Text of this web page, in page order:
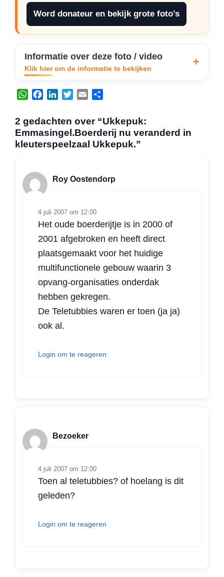
Word donateur en bekijk grote foto’s
Informatie over deze foto / video
Klik hier om de informatie te bekijken
W
t
s
A
p
e
b
o
k
e
d
t
e
i
l
l
e
n
2 gedachten over “Ukkepuk:
Emmasingel.Boerderij nu veranderd in
kleuterspeelzaal Ukkepuk.”
Roy Oostendorp
4 juli 2007 om 12:00
Het oude boerderijtje is in 2000 of
2001 afgebroken en heeft direct
plaatsgemaakt voor het huidige
multifunctionele gebouw waarin 3
opvang-organisaties onderdak
hebben gekregen.
De Teletubbies waren er toen (ja ja)
ook al.
Login om te reageren
Bezoeker
4 juli 2007 om 12:00
Toen al teletubbies? of hoelang is dit
geleden?
Login om te reageren